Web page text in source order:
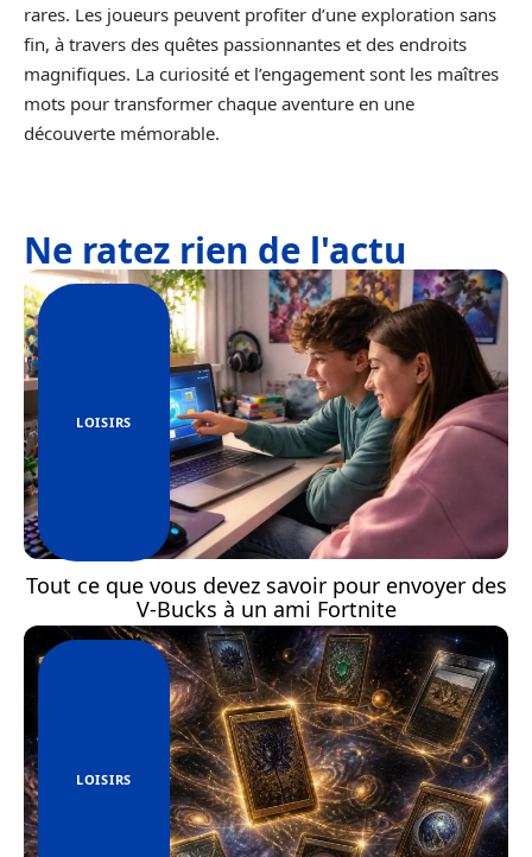
rares. Les joueurs peuvent profiter d’une exploration sans
fin, à travers des quêtes passionnantes et des endroits
magnifiques. La curiosité et l’engagement sont les maîtres
mots pour transformer chaque aventure en une
découverte mémorable.
Ne ratez rien de l'actu
LOISIRS
Tout ce que vous devez savoir pour envoyer des
V-Bucks à un ami Fortnite
LOISIRS